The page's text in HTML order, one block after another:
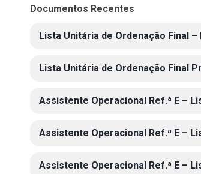
Documentos Recentes
Lista Unitária de Ordenação Final –
Lista Unitária de Ordenação Final
Assistente Operacional Ref.ª E –
Assistente Operacional Ref.ª E –
Assistente Operacional Ref.ª E –